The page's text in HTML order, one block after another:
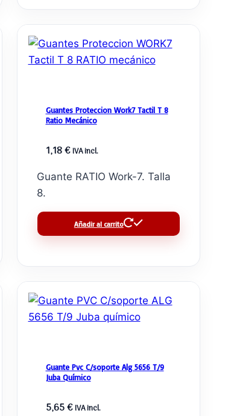
Guantes Proteccion Work7 Tactil T 8
Ratio Mecánico
1,18€ IVA incl.
Guante RATIO Work-7. Talla
8.
Añadir al carrito
Guante Pvc C/soporte Alg 5656 T/9
Juba Químico
5,65€ IVA incl.